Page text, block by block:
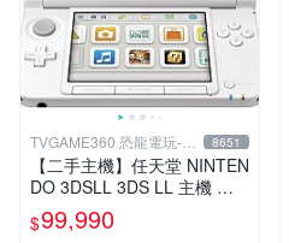
TVGAME360 恐龍電玩-台
中店
8651
【二手主機】任天堂 NINTEN
DO 3DSLL 3DS LL 主機 日
文版 日本機 日規機 白色 附
充電器 裸裝 台中
$99,990